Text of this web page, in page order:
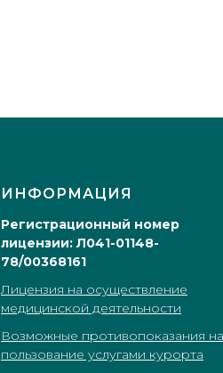
ИНФОРМАЦИЯ
Регистрационный номер
лицензии: Л041-01148-
78/00368161
Лицензия на осуществление
медицинской деятельности
Возможные противопоказания на
пользование услугами курорта